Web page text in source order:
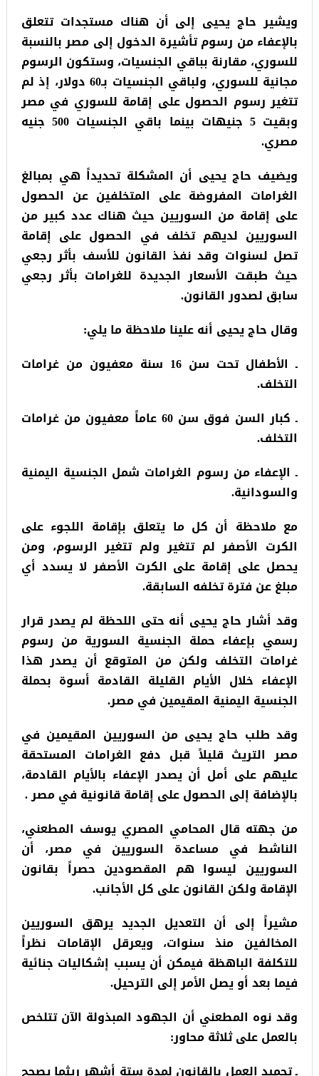
ويشير حاج يحيى إلى أن هناك مستجدات تتعلق
بالإعفاء من رسوم تأشيرة الدخول إلى مصر بالنسبة
للسوري، مقارنة بباقي الجنسيات، وستكون الرسوم
مجانية للسوري، ولباقي الجنسيات بـ60 دولار، إذ لم
تتغير رسوم الحصول على إقامة للسوري في مصر
وبقيت 5 جنيهات بينما باقي الجنسيات 500 جنيه
مصري.
ويضيف حاج يحيى أن المشكلة تحديداً هي بمبالغ
الغرامات المفروضة على المتخلفين عن الحصول
على إقامة من السوريين حيث هناك عدد كبير من
السوريين لديهم تخلف في الحصول على إقامة
تصل لسنوات وقد نفذ القانون للأسف بأثر رجعي
حيث طبقت الأسعار الجديدة للغرامات بأثر رجعي
سابق لصدور القانون.
وقال حاج يحيى أنه علينا ملاحظة ما يلي:
ـ الأطفال تحت سن 16 سنة معفيون من غرامات
التخلف.
ـ كبار السن فوق سن 60 عاماً معفيون من غرامات
التخلف.
ـ الإعفاء من رسوم الغرامات شمل الجنسية اليمنية
والسودانية.
مع ملاحظة أن كل ما يتعلق بإقامة اللجوء على
الكرت الأصفر لم تتغير ولم تتغير الرسوم، ومن
يحصل على إقامة على الكرت الأصفر لا يسدد أي
مبلغ عن فترة تخلفه السابقة.
وقد أشار حاج يحيى أنه حتى اللحظة لم يصدر قرار
رسمي بإعفاء حملة الجنسية السورية من رسوم
غرامات التخلف ولكن من المتوقع أن يصدر هذا
الإعفاء خلال الأيام القليلة القادمة أسوة بحملة
الجنسية اليمنية المقيمين في مصر.
وقد طلب حاج يحيى من السوريين المقيمين في
مصر التريث قليلاً قبل دفع الغرامات المستحقة
عليهم على أمل أن يصدر الإعفاء بالأيام القادمة،
بالإضافة إلى الحصول على إقامة قانونية في مصر .
من جهته قال المحامي المصري يوسف المطعني،
الناشط في مساعدة السوريين في مصر، أن
السوريين ليسوا هم المقصودين حصراً بقانون
الإقامة ولكن القانون على كل الأجانب.
مشيراً إلى أن التعديل الجديد يرهق السوريين
المخالفين منذ سنوات، ويعرقل الإقامات نظراً
للتكلفة الباهظة فيمكن أن يسبب إشكاليات جنائية
فيما بعد أو يصل الأمر إلى الترحيل.
وقد نوه المطعني أن الجهود المبذولة الآن تتلخص
بالعمل على ثلاثة محاور:
ـ تجميد العمل بالقانون لمدة ستة أشهر ريثما يصحح